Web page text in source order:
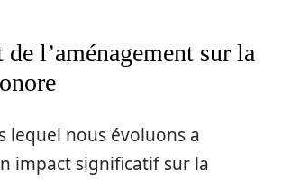
de l’aménagement sur la
lequel nous évoluons a
impact significatif sur la